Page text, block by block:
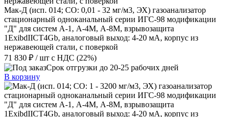
Мак-Д (исп. 014; СО: 0,01 - 32 мг/м3, ЭХ) газоанализатор
стационарный одноканальный серии ИГС-98 модификации
"Д" для систем А-1, А-4М, А-8М, взрывозащита
1ExibdIICT4Gb, аналоговый выход: 4-20 мА, корпус из
нержавеющей стали, с поверкой
71 830 ₽ / шт с НДС (22%)
Срок отгрузки до 20-25 рабочих дней
В корзину